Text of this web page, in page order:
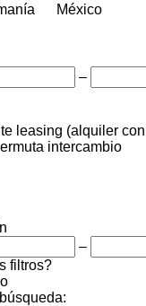
México
–
leasing (alquiler
intercambio
–
filtros?